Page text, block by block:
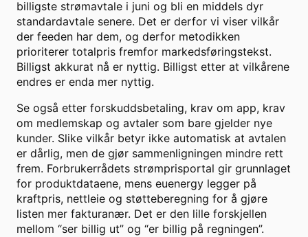
billigste strømavtale i juni og bli en middels dyr
standardavtale senere. Det er derfor vi viser vilkår
der feeden har dem, og derfor metodikken
prioriterer totalpris fremfor markedsføringstekst.
Billigst akkurat nå er nyttig. Billigst etter at vilkårene
endres er enda mer nyttig.
Se også etter forskuddsbetaling, krav om app, krav
om medlemskap og avtaler som bare gjelder nye
kunder. Slike vilkår betyr ikke automatisk at avtalen
er dårlig, men de gjør sammenligningen mindre rett
frem. Forbrukerrådets strømprisportal gir grunnlaget
for produktdataene, mens euenergy legger på
kraftpris, nettleie og støtteberegning for å gjøre
listen mer fakturanær. Det er den lille forskjellen
mellom “ser billig ut” og “er billig på regningen”.